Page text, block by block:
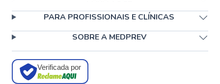
PARA PROFISSIONAIS E CLÍNICAS
SOBRE A MEDPREV
Verificada por